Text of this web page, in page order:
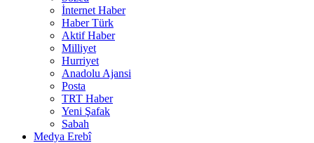
İnternet Haber
Haber Türk
Aktif Haber
Milliyet
Hurriyet
Anadolu Ajansi
Posta
TRT Haber
Yeni Şafak
Sabah
Medya Erebî